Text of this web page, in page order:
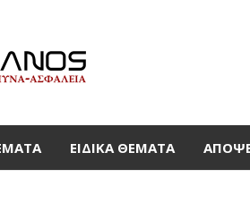
ΕΙΔΙΚΆ ΘΈΜΑΤΑ